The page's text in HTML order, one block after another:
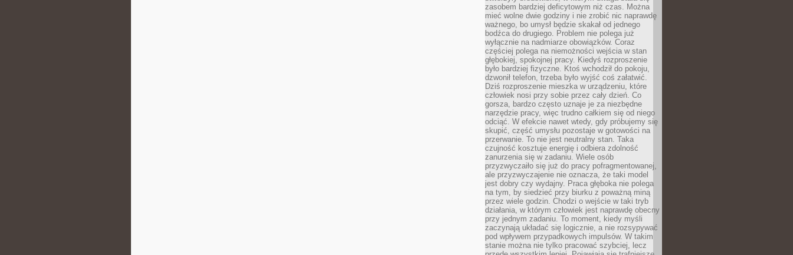
zasobem bardziej deficytowym niż czas. Można
mieć wolne dwie godziny i nie zrobić nic naprawdę
ważnego, bo umysł będzie skakał od jednego
bodźca do drugiego. Problem nie polega już
wyłącznie na nadmiarze obowiązków. Coraz
częściej polega na niemożności wejścia w stan
głębokiej, spokojnej pracy. Kiedyś rozproszenie
było bardziej fizyczne. Ktoś wchodził do pokoju,
dzwonił telefon, trzeba było wyjść coś załatwić.
Dziś rozproszenie mieszka w urządzeniu, które
człowiek nosi przy sobie przez cały dzień. Co
gorsza, bardzo często uznaje je za niezbędne
narzędzie pracy, więc trudno całkiem się od niego
odciąć. W efekcie nawet wtedy, gdy próbujemy się
skupić, część umysłu pozostaje w gotowości na
przerwanie. To nie jest neutralny stan. Taka
czujność kosztuje energię i odbiera zdolność
zanurzenia się w zadaniu. Wiele osób
przyzwyczaiło się już do pracy pofragmentowanej,
ale przyzwyczajenie nie oznacza, że taki model
jest dobry czy wydajny. Praca głęboka nie polega
na tym, by siedzieć przy biurku z poważną miną
przez wiele godzin. Chodzi o wejście w taki tryb
działania, w którym człowiek jest naprawdę obecny
przy jednym zadaniu. To moment, kiedy myśli
zaczynają układać się logicznie, a nie rozsypywać
pod wpływem przypadkowych impulsów. W takim
stanie można nie tylko pracować szybciej, lecz